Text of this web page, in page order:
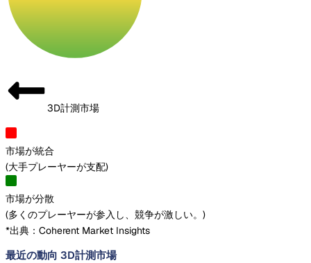
3D計測市場
市場が統合
(大手プレーヤーが支配)
市場が分散
(多くのプレーヤーが参入し、競争が激しい。 )
*出典：Coherent Market Insights
最近の動向 3D計測市場